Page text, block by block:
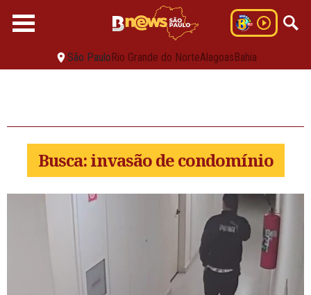
São PauloRio Grande do NorteAlagoasBahia
Busca: invasão de condomínio